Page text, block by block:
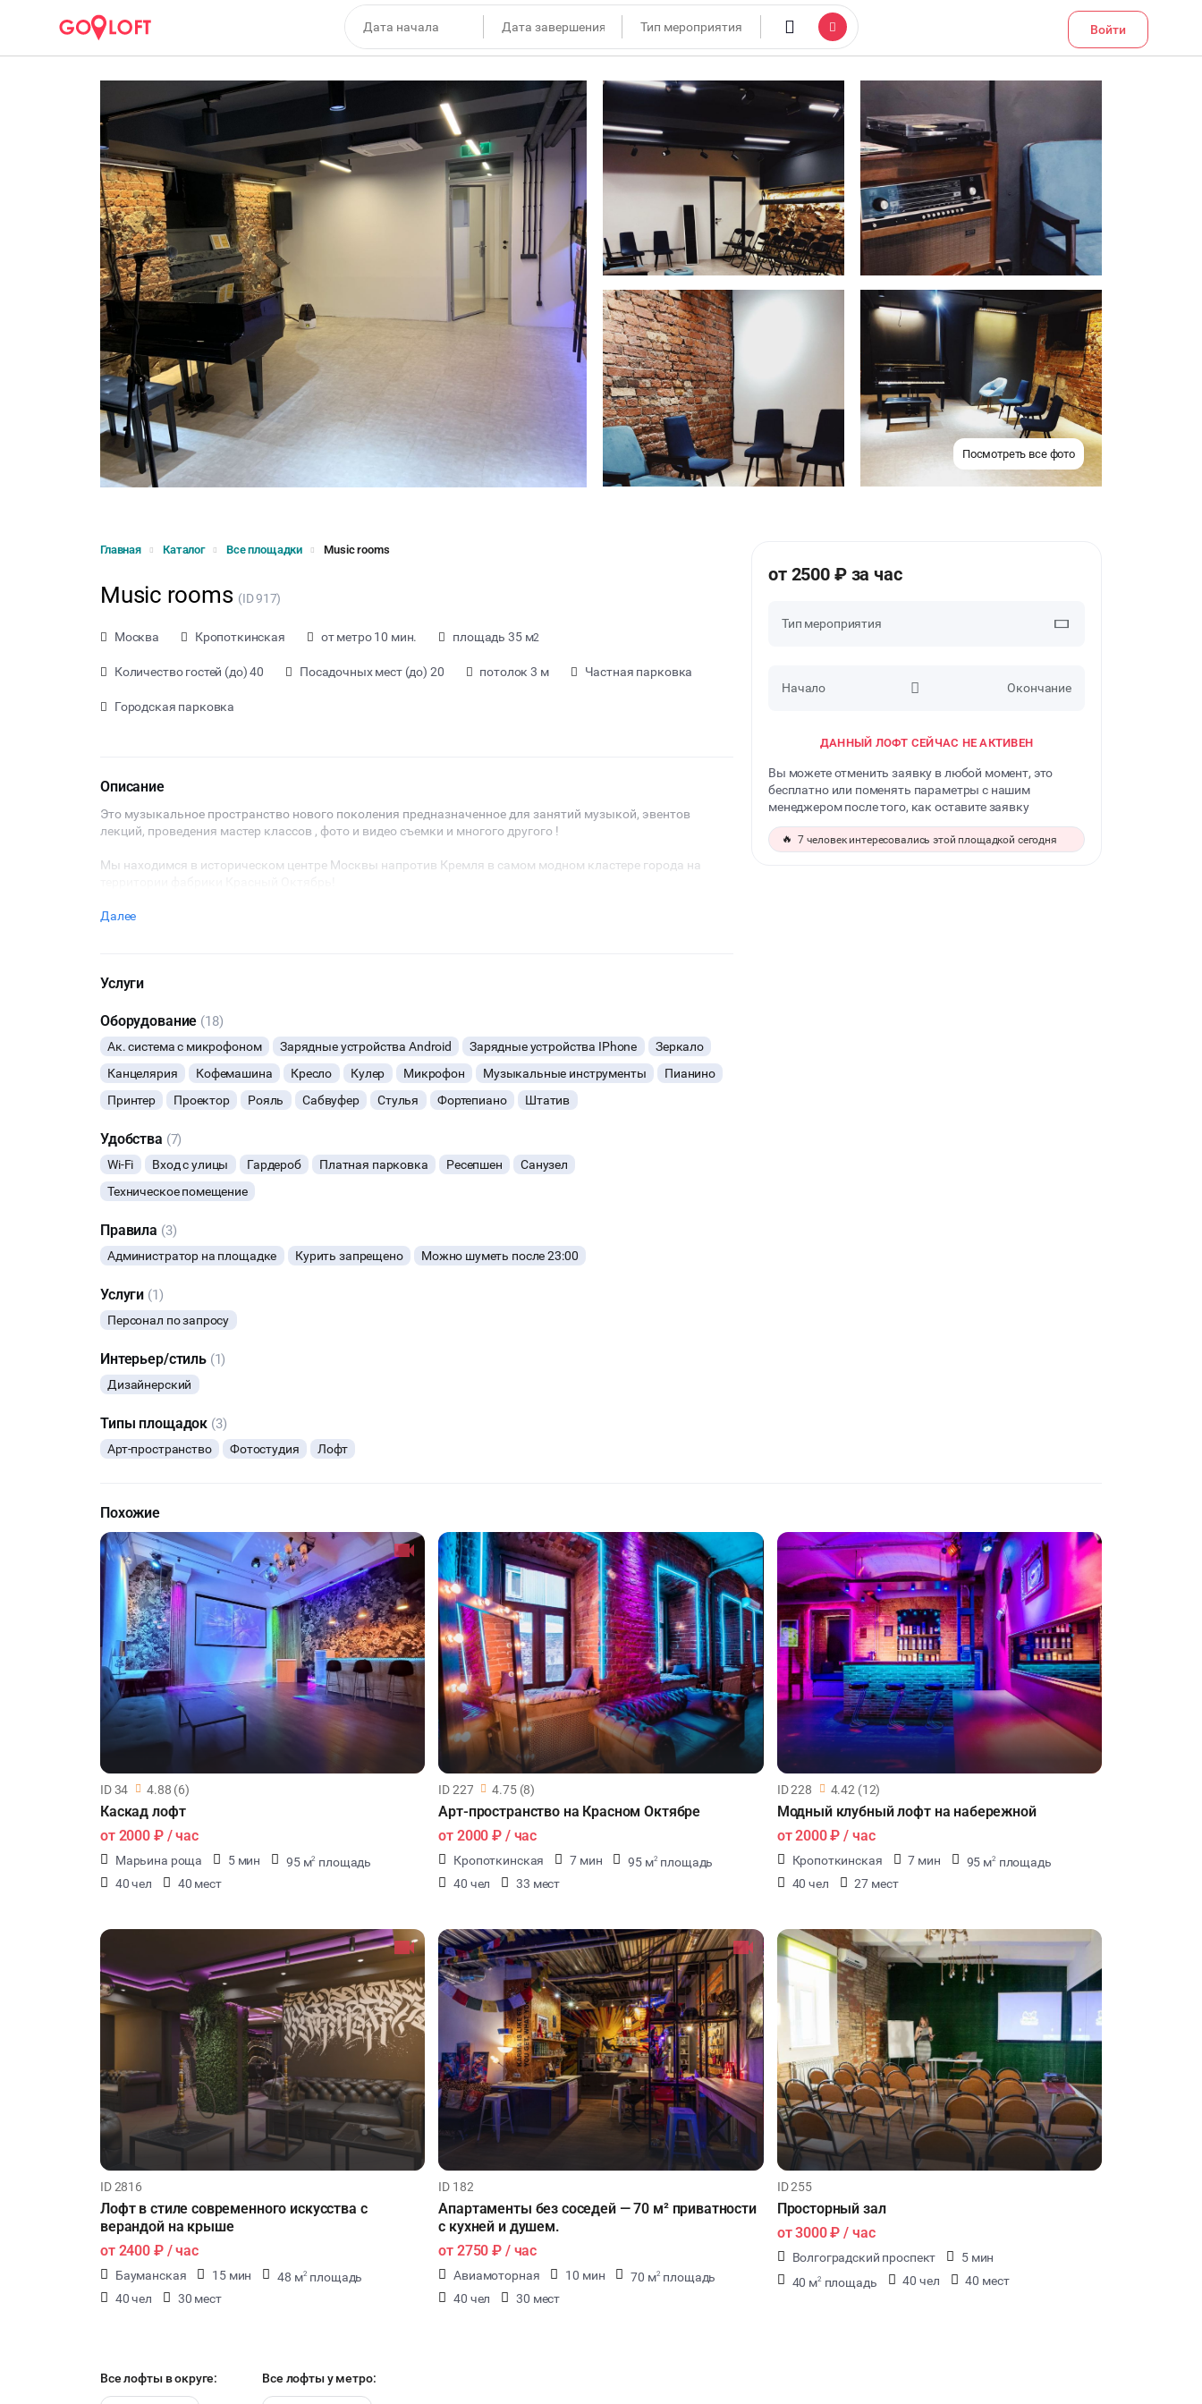
Войти
Посмотреть все фото
Главная Каталог Все площадки Music rooms
Music rooms (ID 917)
Москва Кропоткинская от метро 10 мин. площадь 35 м2
Количество гостей (до) 40 Посадочных мест (до) 20 потолок 3 м Частная парковка
Городская парковка
Описание
Это музыкальное пространство нового поколения предназначенное для занятий музыкой, эвентов
лекций, проведения мастер классов , фото и видео съемки и многого другого !
Мы находимся в историческом центре Москвы напротив Кремля в самом модном кластере города на
Далее
Услуги
Оборудование (18)
Ак. система с микрофоном Зарядные устройства Android Зарядные устройства IPhone
Зеркало
Канцелярия
Кофемашина Кресло Кулер Микрофон Музыкальные инструменты
Пианино
Принтер
Проектор Рояль Сабвуфер Стулья Фортепиано Штатив
Удобства (7)
Wi-Fi Вход с улицы Гардероб Платная парковка Ресепшен
Санузел
Техническое помещение
Правила (3)
Администратор на площадке Курить запрещено Можно шуметь после 23:00
Услуги (1)
Персонал по запросу
Интерьер/стиль (1)
Дизайнерский
Типы площадок (3)
Арт-пространство Фотостудия Лофт
от 2500 ₽ за час
Тип мероприятия
КВАРТИРНИКИ
ФОТОСЕССИИ
Начало Окончание
ДАННЫЙ ЛОФТ СЕЙЧАС НЕ АКТИВЕН
Вы можете отменить заявку в любой момент, это
бесплатно или поменять параметры с нашим
менеджером после того, как оставите заявку
🔥 7 человек интересовались этой площадкой сегодня
Похожие
ID 34 4.88 (6)
Каскад лофт
от 2000 ₽/ час
Марьина роща 5 мин 95 м2 площадь
40 чел
40 мест
ID 227 4.75 (8)
Арт-пространство на Красном Октябре
от 2000 ₽ / час
Кропоткинская 7 мин 95 м2 площадь
40 чел
33 мест
ID 228 4.42 (12)
Модный клубный лофт на набережной
от2000 ₽ / час
Кропоткинская 7 мин 95 м2 площадь
40 чел
27 мест
ID 2816
Лофт в стиле современного искусства с
верандой на крыше
от 2400 ₽/ час
Бауманская 15 мин 48 м2 площадь
40 чел
30 мест
ID 182
Апартаменты без соседей — 70 м² приватности
с кухней и душем.
от 2750 ₽ / час
Авиамоторная 10 мин 70 м2 площадь
40 чел
30 мест
ID 255
Просторный зал
от3000 ₽ / час
Волгоградский проспект
5 мин
40 м2 площадь 40 чел 40 мест
Все лофты в округе: Все лофты у метро: